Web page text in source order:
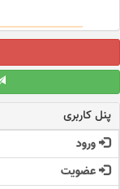
پنل کاربری
ورود
عضویت